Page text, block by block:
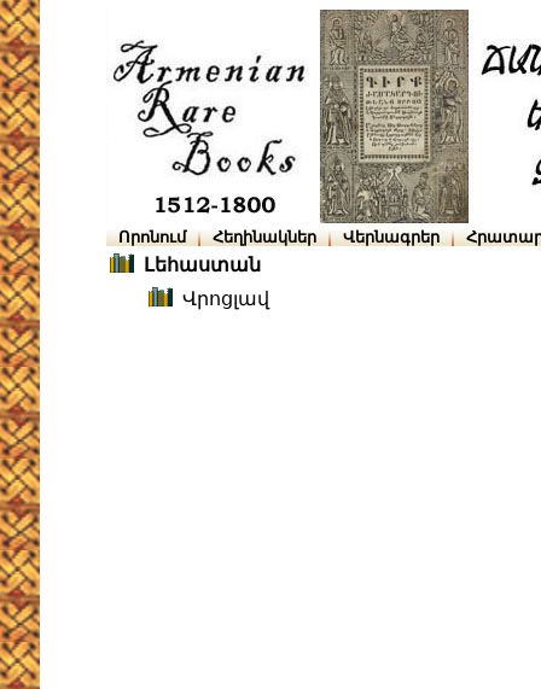
Որոնում Հեղինակներ Վերնագրեր
Լեհաստան
Վրոցլավ